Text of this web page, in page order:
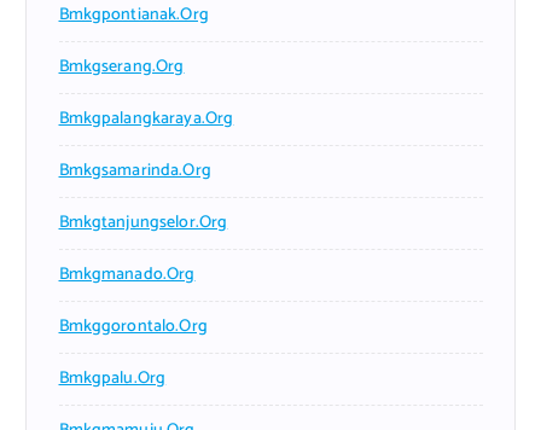
Bmkgpontianak.org
Bmkgserang.org
Bmkgpalangkaraya.org
Bmkgsamarinda.org
Bmkgtanjungselor.org
Bmkgmanado.org
Bmkggorontalo.org
Bmkgpalu.org